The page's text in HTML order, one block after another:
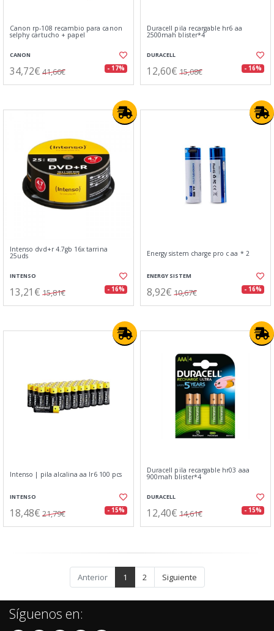
Canon rp-108 recambio para canon
selphy cartucho + papel
CANON
34,72€ 41,66€ - 17%
Duracell pila recargable hr6 aa
2500mah blister*4
DURACELL
12,60€ 15,08€ - 16%
Intenso dvd+r 4.7gb 16x tarrina
25uds
INTENSO
13,21€ 15,81€ - 16%
Energy sistem charge pro c aa * 2
ENERGY SISTEM
8,92€ 10,67€ - 16%
Intenso | pila alcalina aa lr6 100 pcs
INTENSO
18,48€ 21,79€ - 15%
Duracell pila recargable hr03 aaa
900mah blister*4
DURACELL
12,40€ 14,61€ - 15%
Anterior 1 2 Siguiente
Síguenos en: